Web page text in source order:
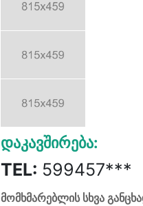
Დაკავშირება:
TEL: 599457***
მომხმარებლის სხვა